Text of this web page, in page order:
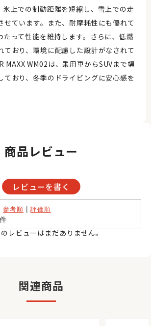
氷上での制動距離を短縮し、雪上での走
せています。また、耐摩耗性にも優れて
たって性能を維持します。さらに、低燃
ており、環境に配慮した設計がなされて
MAXX WM02は、乗用車からSUVまで幅
ており、冬季のドライビングに安心感を
商品レビュー
レビューを書く
参考順 |評価順
のレビューはまだありません。
関連商品